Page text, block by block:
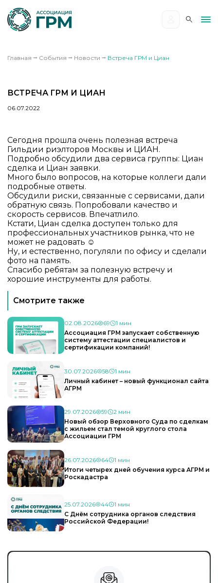
Главная ⭢ События ⭢ Новости ⭢ Встреча ГРМ и Циан
ВСТРЕЧА ГРМ И ЦИАН
06.07.2022
Сегодня прошла очень полезная встреча
Гильдии риэлторов Москвы и ЦИАН.
Подробно обсудили два сервиса группы: Циан
сделка и Циан заявки.
Много было вопросов, на которые коллеги дали
подробные ответы.
Обсудили риски, связанные с сервисами, дали
обратную связь. Попробовали качество и
скорость сервисов. Впечатлило.
Кстати, Циан сделка доступен только для
профессиональных участников рынка, что не
может не радовать ☺️
Ну, и естественно, погуляли по офису и сделали
фото на память.
Спасибо ребятам за полезную встречу и
хорошие инструменты для работы.
Смотрите также
02.08.2026 69
1 мин
Ассоциация ГРМ запускает собственную
систему аттестации специалистов и
сертификации компаний!
30.07.2026 58
1 мин
Личный кабинет – новый функционал сайта
АГРМ
29.07.2026 59
2 мин
Новый обзор Верховного Суда по сделкам
с жильем стал темой круглого стола
Ассоциации ГРМ
26.07.2026 64
1 мин
Итоги четырех дней обучения курса АГРМ и
Роскадастра
25.07.2026 44
1 мин
С Днём сотрудника органов следствия
Российской Федерации!